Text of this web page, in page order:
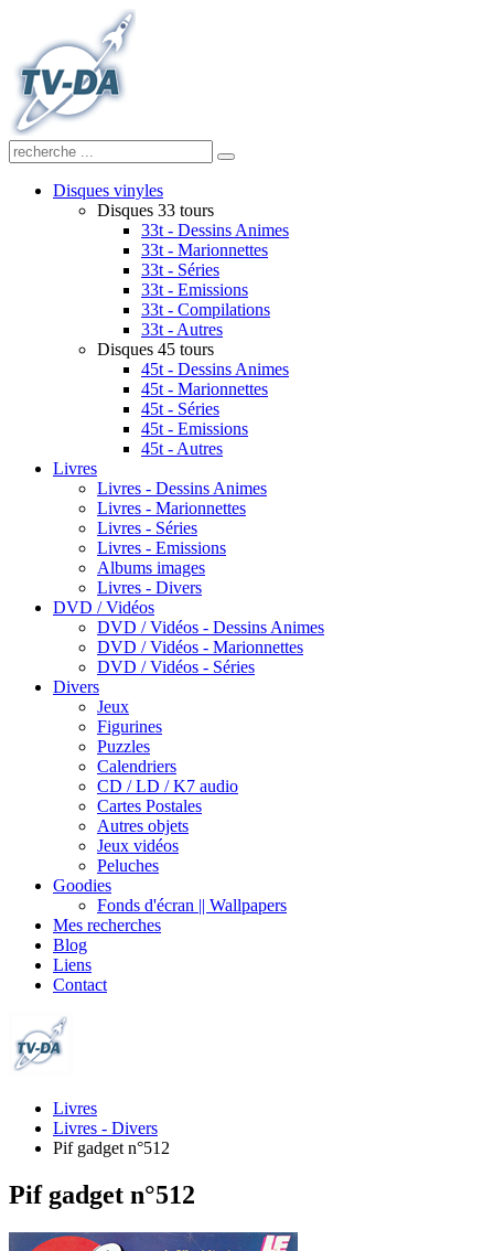
Disques vinyles
Disques 33 tours
33t - Dessins Animes
33t - Marionnettes
33t - Séries
33t - Emissions
33t - Compilations
33t - Autres
Disques 45 tours
45t - Dessins Animes
45t - Marionnettes
45t - Séries
45t - Emissions
45t - Autres
Livres
Livres - Dessins Animes
Livres - Marionnettes
Livres - Séries
Livres - Emissions
Albums images
Livres - Divers
DVD / Vidéos
DVD / Vidéos - Dessins Animes
DVD / Vidéos - Marionnettes
DVD / Vidéos - Séries
Divers
Jeux
Figurines
Puzzles
Calendriers
CD / LD / K7 audio
Cartes Postales
Autres objets
Jeux vidéos
Peluches
Goodies
Fonds d'écran || Wallpapers
Mes recherches
Blog
Liens
Contact
Livres
Livres - Divers
Pif gadget n°512
Pif gadget n°512